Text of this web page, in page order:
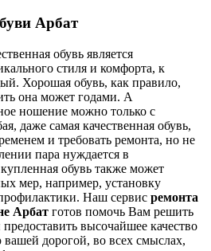
Арбат
обувь является
стиля и комфорта, к
Хорошая обувь, как правило,
она может годами. А
ношение можно только с
даже самая качественная обувь,
и требовать ремонта, но не
пара нуждается в
обувь также может
мер, например, установку
Наш сервис ремонта
Арбат готов помочь Вам решить
высочайшее качество
дорогой, во всех смыслах,